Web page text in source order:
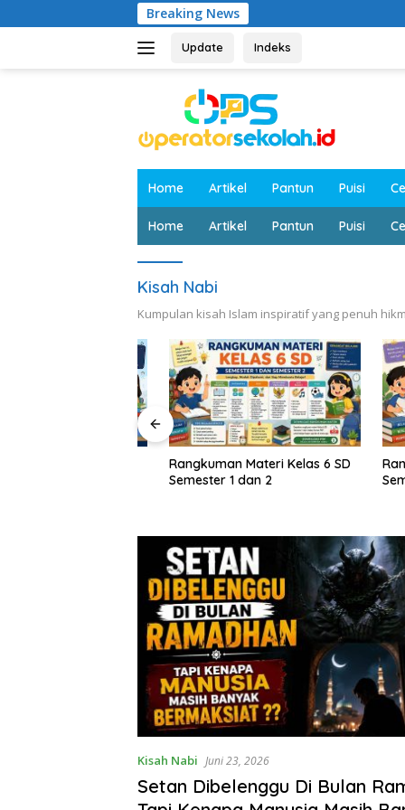
ke
Breaking News
Update Indeks
Home Artikel Pantun Puisi
Home Artikel Pantun Puisi
Kisah Nabi
Kumpulan kisah Islam inspiratif yang penuh
Rangkuman Materi Kelas 6 SD
Semester 1 dan 2
Kisah Nabi Juni 23, 2026
Setan Dibelenggu Di Bulan